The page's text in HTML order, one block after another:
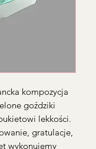
kompozycja
goździki
lekkości.
gratulacje,
wykonujemy